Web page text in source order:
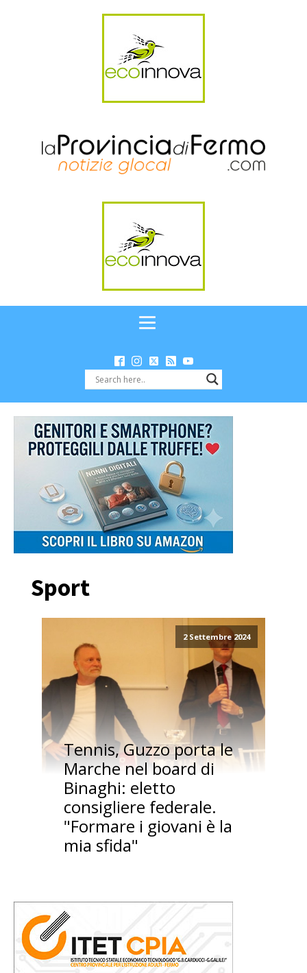
Sport
2 Settembre 2024
Tennis, Guzzo porta le
Marche nel board di
Binaghi: eletto
consigliere federale.
"Formare i giovani è la
mia sfida"